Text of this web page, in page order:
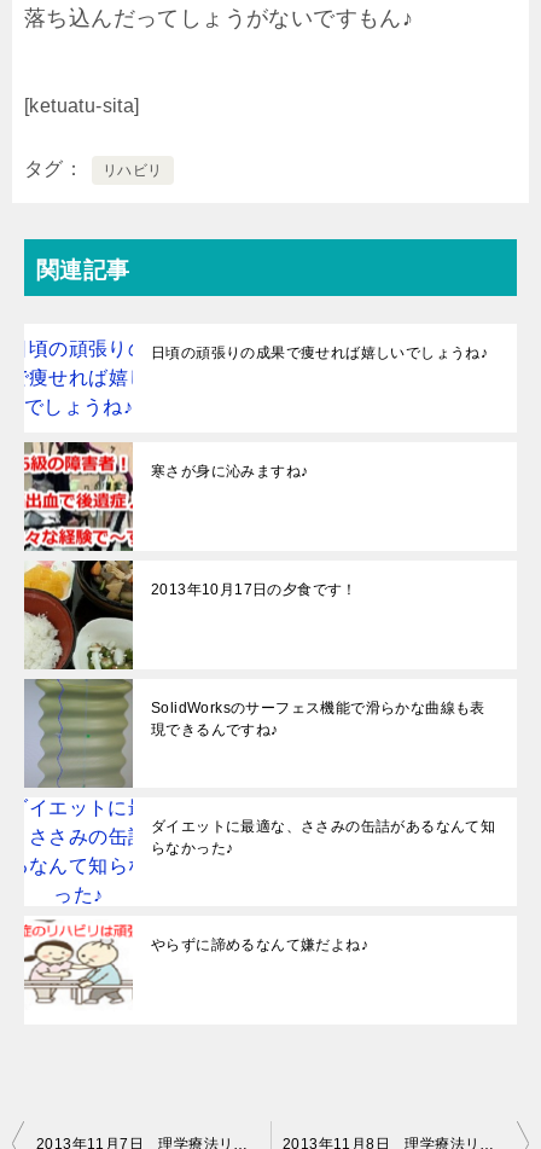
落ち込んだってしょうがないですもん♪
[ketuatu-sita]
タグ リハビリ
関連記事
日頃の頑張りの成果で痩せれば嬉しいでしょうね♪
寒さが身に沁みますね♪
2013年10月17日の夕食です！
SolidWorksのサーフェス機能で滑らかな曲線も表
現できるんですね♪
ダイエットに最適な、ささみの缶詰があるなんて知
らなかった♪
やらずに諦めるなんて嫌だよね♪
投 2013年11月7日 理学療法リハビリ（10時50分～11時50分） 2013年11月8日 理学療法リハビリ（14時40分～15時40分）